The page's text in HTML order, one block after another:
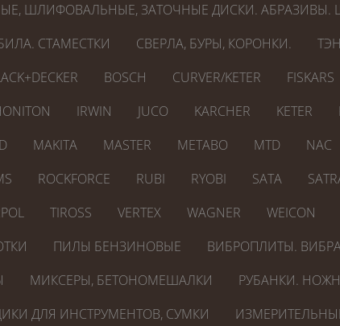
ШЛИФОВАЛЬНЫЕ, ЗАТОЧНЫЕ ДИСКИ. АБРАЗИВЫ.
СТАМЕСТКИ СВЕРЛА, БУРЫ, КОРОНКИ.
BOSCH CURVER/KETER FISKARS
IRWIN JUCO KARCHER KETER
MAKITA MASTER METABO MTD NAC
ROCKFORCE RUBI RYOBI SATA
TIROSS VERTEX WAGNER WEICON
ПИЛЫ БЕНЗИНОВЫЕ ВИБРОПЛИТЫ.
МИКСЕРЫ, БЕТОНОМЕШАЛКИ РУБАНКИ.
ДЛЯ ИНСТРУМЕНТОВ, СУМКИ